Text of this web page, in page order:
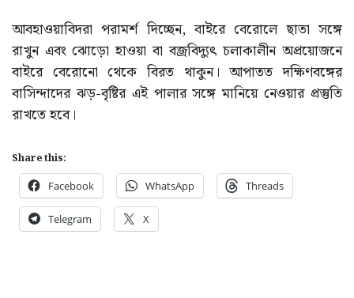
আবহাওয়াবিদরা পরামর্শ দিচ্ছেন, বাইরে বেরোলে ছাতা সঙ্গে
রাখুন এবং ঝোড়ো হাওয়া বা বজ্রবিদ্যুৎ চলাকালীন অপ্রয়োজনে
বাইরে বেরোনো থেকে বিরত থাকুন। আপাতত দক্ষিণবঙ্গের
বাসিন্দাদের ঝড়-বৃষ্টির এই পালার সঙ্গে মানিয়ে নেওয়ার প্রস্তুতি
রাখতে হবে।
Share this:
Facebook WhatsApp Threads
Telegram X